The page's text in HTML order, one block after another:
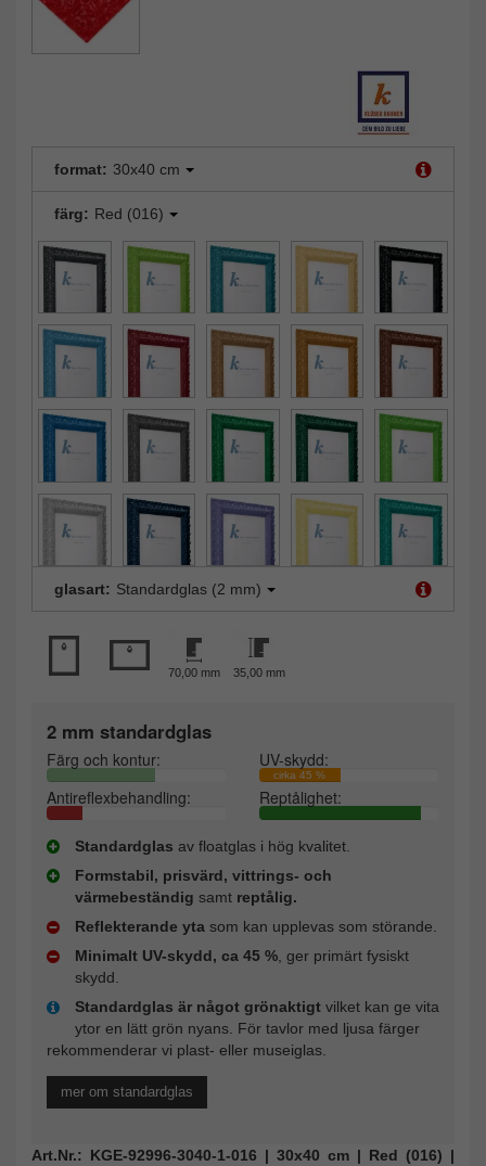
format: 30x40 cm
färg: Red (016)
glasart: Standardglas (2 mm)
70,00 mm 35,00 mm
2 mm standardglas
Färg och kontur: UV-skydd:
cirka 45 %
Antireflexbehandling: Reptålighet:
Standardglas av floatglas i hög kvalitet.
Formstabil, prisvärd, vittrings- och
värmebeständig samt reptålig.
Reflekterande yta som kan upplevas som störande.
Minimalt UV-skydd, ca 45 % , ger primärt fysiskt
skydd.
Standardglas är något grönaktigt vilket kan ge vita
ytor en lätt grön nyans. För tavlor med ljusa färger
rekommenderar vi plast- eller museiglas.
mer om standardglas
Art.Nr.: KGE-92996-3040-1-016 | 30x40 cm | Red (016) |